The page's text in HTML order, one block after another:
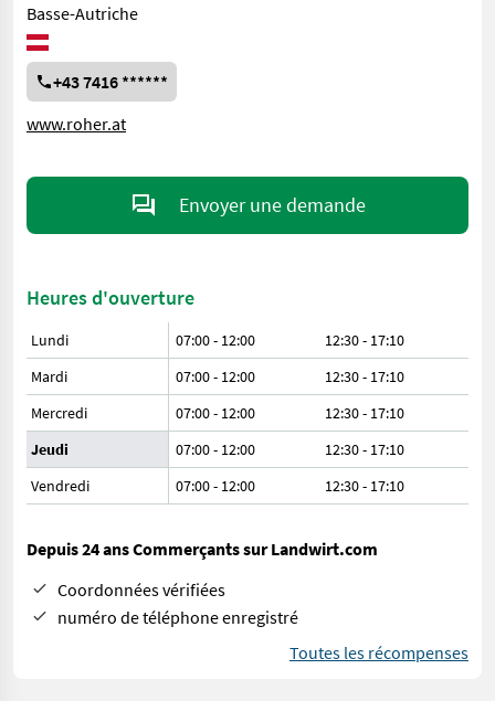
Basse-Autriche
+43 7416 ******
www.roher.at
Envoyer une demande
Heures d'ouverture
Lundi 07:00 - 12:00
12:30 - 17:10
Mardi
07:00 - 12:00
12:30 - 17:10
Mercredi
07:00 - 12:00
12:30 - 17:10
Jeudi
07:00 - 12:00
12:30 - 17:10
Vendredi
07:00 - 12:00 12:30 - 17:10
Depuis 24 ans Commerçants sur Landwirt.com
Coordonnées vérifiées
numéro de téléphone enregistré
Toutes les récompenses